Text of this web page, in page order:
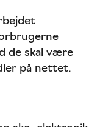
de skal være
på nettet.